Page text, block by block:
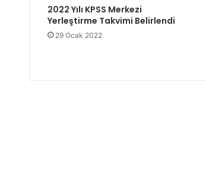
2022 Yılı KPSS Merkezi
Yerleştirme Takvimi Belirlendi
29 Ocak 2022